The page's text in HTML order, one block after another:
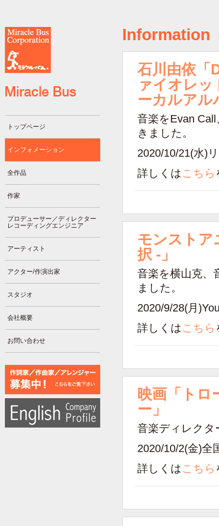
トップページ
インフォメーション
全作品
作家
プロデューサー／ディレクター
レコーディングエンジニア
アーティスト
アクター/作演出家
スタジオ
会社概要
お問い合わせ
Information
石川由依「
ァイオレ
ーカルアル
音楽をEvan
きました。
2020/10/21(水)
詳しくは こちら
モンスト
択 -」
音楽を横山克、
ました。
2020/9/28(月
詳しくは こちら
映画「ト
ー」
音楽ディレクタ
2020/10/2(金)全
詳しくは こちら